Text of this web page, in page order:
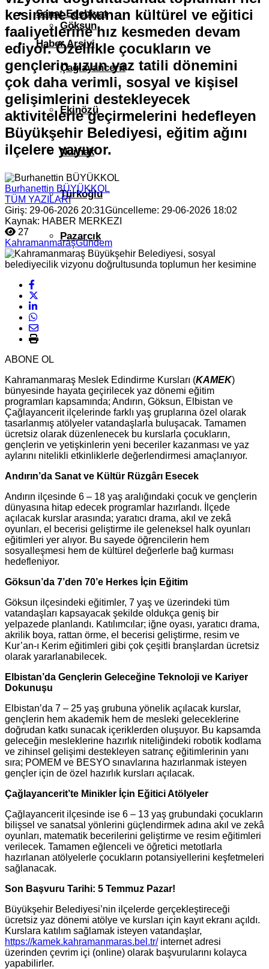
Göksun
Çağlayancerit
Ekinözü
Nurhak
Türkoğlu
Pazarcık
Sanat Edebiyat
Haber Arşivi
kesimine dokunan kültürel ve eğitici
faaliyetlerine hız kesmeden devam
ediyor. Özellikle çocukların ve
gençlerin uzun yaz tatili dönemini
çok daha verimli, sosyal ve kişisel
gelişimlerini destekleyecek
aktivitelerle geçirmelerini hedefleyen
Büyükşehir Belediyesi, eğitim ağını
ilçelere yayıyor.
Burhanettin BÜYÜKKOL
TÜM YAZILARI
Giriş: 29-06-2026 20:31Güncelleme: 29-06-2026 18:02
Kaynak: HABER MERKEZI
27
KahramanmaraşGündem
ABONE OL
Kahramanmaraş Meslek Edindirme Kursları (KAMEK)
bünyesinde hayata geçirilecek yaz dönemi eğitim
programları kapsamında; Andırın, Göksun, Elbistan ve
Çağlayancerit ilçelerinde farklı yaş gruplarına özel olarak
tasarlanmış atölyeler vatandaşlarla buluşacak. Tamamen
ücretsiz olarak düzenlenecek bu kurslarla çocukların,
gençlerin ve yetişkinlerin yeni beceriler kazanması ve yaz
aylarını nitelikli etkinliklerle değerlendirmesi amaçlanıyor.
Andırın’da Sanat ve Kültür Rüzgârı Esecek
Andırın ilçesinde 6 – 18 yaş aralığındaki çocuk ve gençlerin
dünyasına hitap edecek programlar hazırlandı. İlçede
açılacak kurslar arasında; yaratıcı drama, akıl ve zekâ
oyunları, el becerisi geliştirme ile geleneksel halk oyunları
eğitimleri yer alıyor. Bu sayede öğrencilerin hem
sosyalleşmesi hem de kültürel değerlerle bağ kurması
hedefleniyor.
Göksun’da 7’den 70’e Herkes İçin Eğitim
Göksun ilçesindeki eğitimler, 7 yaş ve üzerindeki tüm
vatandaşları kapsayacak şekilde oldukça geniş bir
yelpazede planlandı. Katılımcılar; iğne oyası, yaratıcı drama,
akrilik boya, rattan örme, el becerisi geliştirme, resim ve
Kur’an-ı Kerim eğitimleri gibi çok çeşitli branşlardan ücretsiz
olarak yararlanabilecek.
Elbistan’da Gençlerin Geleceğine Teknoloji ve Kariyer
Dokunuşu
Elbistan’da 7 – 25 yaş grubuna yönelik açılacak kurslar,
gençlerin hem akademik hem de mesleki geleceklerine
doğrudan katkı sunacak içeriklerden oluşuyor. Bu kapsamda
geleceğin mesleklerine hazırlık niteliğindeki robotik kodlama
ve zihinsel gelişimi destekleyen satranç eğitimlerinin yanı
sıra; POMEM ve BESYO sınavlarına hazırlanmak isteyen
gençler için de özel hazırlık kursları açılacak.
Çağlayancerit’te Minikler İçin Eğitici Atölyeler
Çağlayancerit ilçesinde ise 6 – 13 yaş grubundaki çocukların
bilişsel ve sanatsal yönlerini güçlendirmek adına akıl ve zekâ
oyunları, matematik becerilerini geliştirme ve resim eğitimleri
verilecek. Tamamen eğlenceli ve öğretici metotlarla
hazırlanan atölyelerle çocukların potansiyellerini keşfetmeleri
sağlanacak.
Son Başvuru Tarihi: 5 Temmuz Pazar!
Büyükşehir Belediyesi’nin ilçelerde gerçekleştireceği
ücretsiz yaz dönemi atölye ve kursları için kayıt ekranı açıldı.
Kurslara katılım sağlamak isteyen vatandaşlar,
https://kamek.kahramanmaras.bel.tr/internet adresi
üzerinden çevrim içi (online) olarak başvurularını kolayca
yapabilirler.